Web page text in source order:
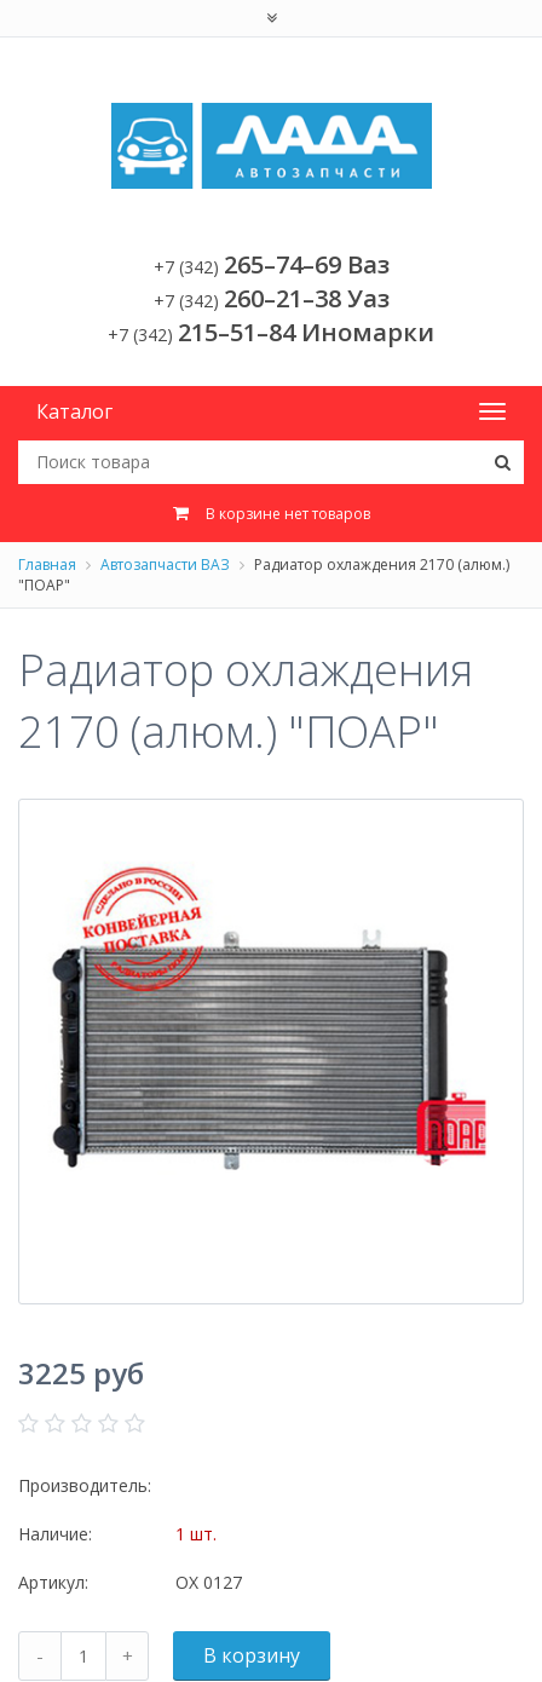
+7 (342) 265–74–69 Ваз
+7 (342) 260–21–38 Уаз
+7 (342) 215–51–84 Иномарки
Каталог
В корзине нет товаров
Главная Автозапчасти ВАЗ
Радиатор охлаждения 2170 (алюм.)
"ПОАР"
Радиатор охлаждения
2170 (алюм.) "ПОАР"
3225 руб
Производитель:
Наличие: 1 шт.
Артикул: ОХ 0127